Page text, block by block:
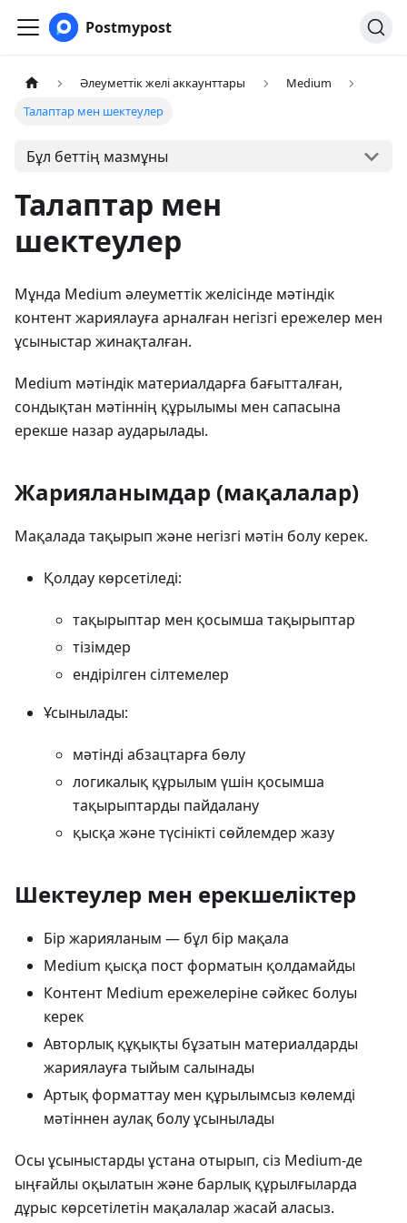
Postmypost
Әлеуметтік желі аккаунттары
Medium
Талаптар мен шектеулер
Бұл беттің мазмұны
Талаптар мен
шектеулер
Мұнда Medium әлеуметтік желісінде мәтіндік
контент жариялауға арналған негізгі ережелер мен
ұсыныстар жинақталған.
Medium мәтіндік материалдарға бағытталған,
сондықтан мәтіннің құрылымы мен сапасына
ерекше назар аударылады.
Жарияланымдар (мақалалар)
Мақалада тақырып және негізгі мәтін болу керек.
Қолдау көрсетіледі:
тақырыптар мен қосымша тақырыптар
тізімдер
ендірілген сілтемелер
Ұсынылады:
мәтінді абзацтарға бөлу
логикалық құрылым үшін қосымша
тақырыптарды пайдалану
қысқа және түсінікті сөйлемдер жазу
Шектеулер мен ерекшеліктер
Бір жарияланым — бұл бір мақала
Medium қысқа пост форматын қолдамайды
Контент Medium ережелеріне сәйкес болуы
керек
Авторлық құқықты бұзатын материалдарды
жариялауға тыйым салынады
Артық форматтау мен құрылымсыз көлемді
мәтіннен аулақ болу ұсынылады
Осы ұсыныстарды ұстана отырып, сіз Medium-де
ыңғайлы оқылатын және барлық құрылғыларда
дұрыс көрсетілетін мақалалар жасай аласыз.